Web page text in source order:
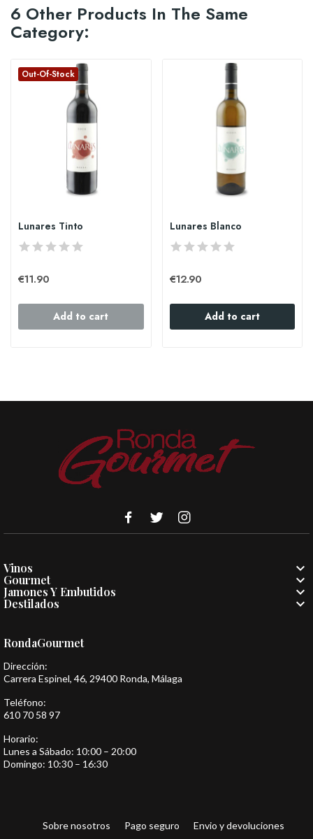
6 Other Products In The Same
Category:
Out-Of-Stock
Lunares Tinto
€11.90
Add to cart
Lunares Blanco
€12.90
Add to cart
Vinos 
Gourmet 
Jamones Y Embutidos 
Destilados 
RondaGourmet
Dirección:
Carrera Espinel, 46, 29400 Ronda, Málaga
Teléfono:
610 70 58 97
Horario:
Lunes a Sábado: 10:00 – 20:00
Domingo: 10:30 – 16:30
Sobre nosotros Pago seguro Envio y devoluciones